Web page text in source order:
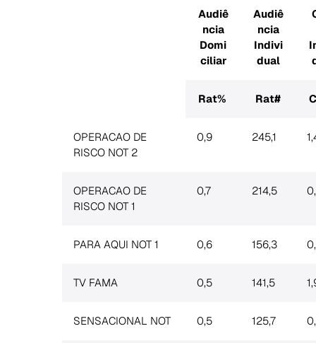
Audiê
ncia
Domi
ciliar
Audiê
ncia
Indivi
dual
Rat% Rat#
OPERACAO DE
RISCO NOT 2
0,9 245,1
OPERACAO DE
RISCO NOT 1
0,7 214,5
PARA AQUI NOT 1 0,6 156,3
TV FAMA 0,5 141,5
SENSACIONAL NOT 0,5 125,7